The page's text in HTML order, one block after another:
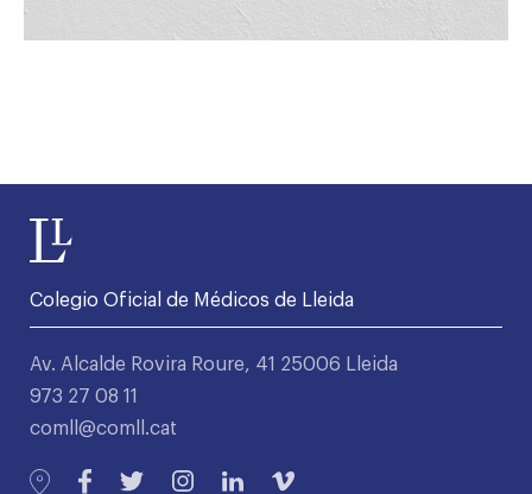
Colegio Oficial de Médicos de Lleida
Av. Alcalde Rovira Roure, 41 25006 Lleida
973 27 08 11
comll@comll.cat